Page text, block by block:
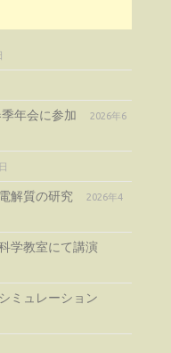
年会に参加
2026年6
解質の研究
2026年4
学教室にて講演
ミュレーション